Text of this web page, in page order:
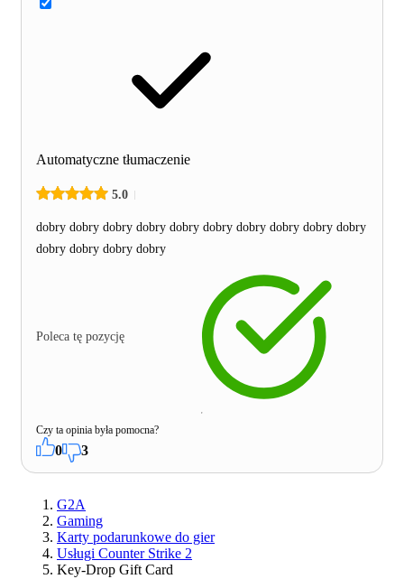
Automatyczne tłumaczenie
5.0
dobry dobry dobry dobry dobry dobry dobry dobry dobry dobry
dobry dobry dobry dobry
Poleca tę pozycję
Czy ta opinia była pomocna?
0 3
G2A
Gaming
Karty podarunkowe do gier
Usługi Counter Strike 2
Key-Drop Gift Card